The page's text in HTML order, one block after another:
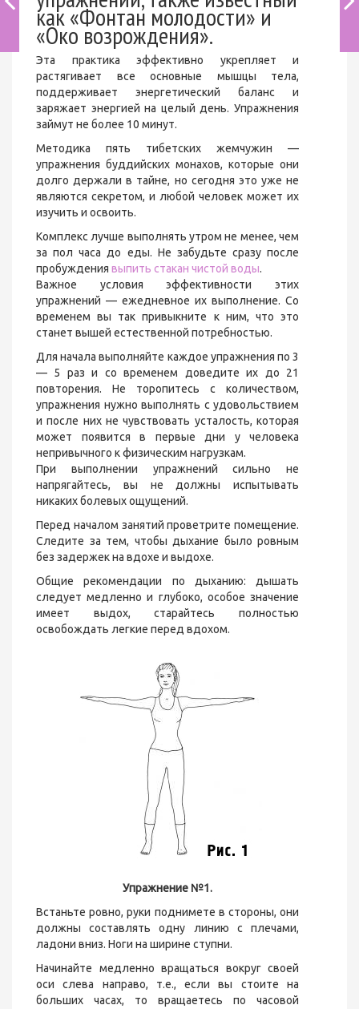
как «Фонтан молодости» и
«Око возрождения».
Эта практика эффективно укрепляет и
растягивает все основные мышцы тела,
поддерживает энергетический баланс и
заряжает энергией на целый день. Упражнения
займут не более 10 минут.
Методика пять тибетских жемчужин —
упражнения буддийских монахов, которые они
долго держали в тайне, но сегодня это уже не
являются секретом, и любой человек может их
изучить и освоить.
Комплекс лучше выполнять утром не менее, чем
за пол часа до еды. Не забудьте сразу после
пробуждения выпить стакан чистой воды.
Важное условия эффективности этих
упражнений — ежедневное их выполнение. Со
временем вы так привыкните к ним, что это
станет вышей естественной потребностью.
Для начала выполняйте каждое упражнения по 3
— 5 раз и со временем доведите их до 21
повторения. Не торопитесь с количеством,
упражнения нужно выполнять с удовольствием
и после них не чувствовать усталость, которая
может появится в первые дни у человека
непривычного к физическим нагрузкам.
При выполнении упражнений сильно не
напрягайтесь, вы не должны испытывать
никаких болевых ощущений.
Перед началом занятий проветрите помещение.
Следите за тем, чтобы дыхание было ровным
без задержек на вдохе и выдохе.
Общие рекомендации по дыханию: дышать
следует медленно и глубоко, особое значение
имеет выдох, старайтесь полностью
освобождать легкие перед вдохом.
Упражнение №1.
Встаньте ровно, руки поднимете в стороны, они
должны составлять одну линию с плечами,
ладони вниз. Ноги на ширине ступни.
Начинайте медленно вращаться вокруг своей
оси слева направо, т.е., если вы стоите на
больших часах, то вращаетесь по часовой